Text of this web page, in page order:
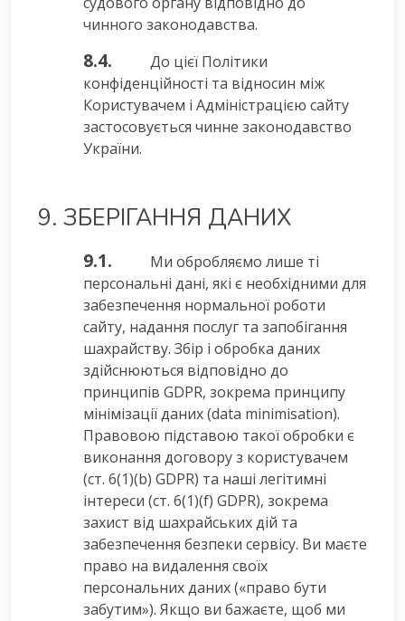
чинного законодавства.
8.4.
До цієї Політики
конфіденційності та відносин між
Користувачем і Адміністрацією сайту
застосовується чинне законодавство
України.
9. ЗБЕРІГАННЯ ДАНИХ
9.1.
Ми обробляємо лише ті
персональні дані, які є необхідними для
забезпечення нормальної роботи
сайту, надання послуг та запобігання
шахрайству. Збір і обробка даних
здійснюються відповідно до
принципів GDPR, зокрема принципу
мінімізації даних (data minimisation).
Правовою підставою такої обробки є
виконання договору з користувачем
(ст. 6(1)(b) GDPR) та наші легітимні
інтереси (ст. 6(1)(f) GDPR), зокрема
захист від шахрайських дій та
забезпечення безпеки сервісу. Ви маєте
право на видалення своїх
персональних даних («право бути
забутим»). Якщо ви бажаєте, щоб ми